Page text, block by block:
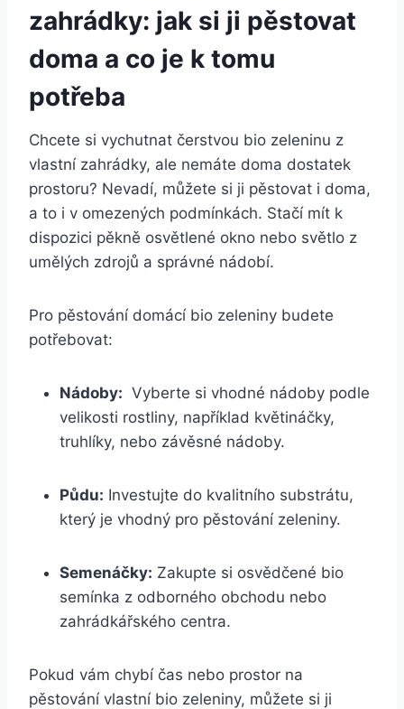
zahrádky: jak ​si ji ⁢pěstovat
doma a ‌co je k ​tomu
potřeba
Chcete si vychutnat čerstvou ‍bio ⁢zeleninu z
vlastní​ zahrádky, ale ⁣nemáte ‍doma ⁤dostatek
prostoru? Nevadí, můžete si‌ ji pěstovat i doma,
a to ‌i⁤ v ⁣omezených podmínkách. Stačí mít k⁣
dispozici⁣ pěkně osvětlené ⁣okno nebo světlo z
⁢umělých zdrojů a správné nádobí.
Pro pěstování domácí bio zeleniny budete
potřebovat:
Nádoby: ⁤ Vyberte si vhodné ‍nádoby podle
velikosti rostliny, například květináčky,
truhlíky, nebo závěsné ⁢nádoby.
Půdu: Investujte⁣ do kvalitního substrátu,
který ‌je vhodný pro pěstování zeleniny.
Semenáčky: ‍Zakupte ⁢si osvědčené bio
semínka z ‌odborného obchodu⁤ nebo
zahrádkářského ⁤centra.
Pokud vám ‍chybí čas nebo prostor na
pěstování vlastní bio zeleniny, ‌můžete si⁢ ji